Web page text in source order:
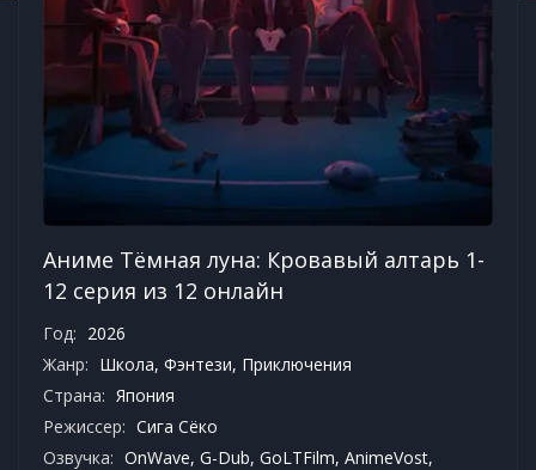
Аниме Тёмная луна: Кровавый алтарь 1-
12 серия из 12 онлайн
Год: 2026
Жанр: Школа, Фэнтези, Приключения
Страна: Япония
Режиссер: Сига Сёко
Озвучка: OnWave, G-Dub, GoLTFilm, AnimeVost,